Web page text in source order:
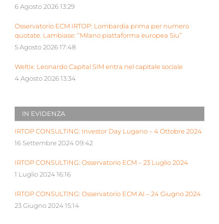
6 Agosto 2026 13:29
Osservatorio ECM IRTOP: Lombardia prima per numero
quotate. Lambiase: “Milano piattaforma europea Siu”
5 Agosto 2026 17:48
Weltix: Leonardo Capital SIM entra nel capitale sociale
4 Agosto 2026 13:34
IN EVIDENZA
IRTOP CONSULTING: Investor Day Lugano – 4 Ottobre 2024
16 Settembre 2024 09:42
IRTOP CONSULTING: Osservatorio ECM – 23 Luglio 2024
1 Luglio 2024 16:16
IRTOP CONSULTING: Osservatorio ECM AI – 24 Giugno 2024
23 Giugno 2024 15:14